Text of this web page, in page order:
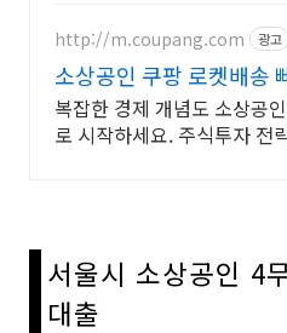
http://m.coupang.com 광고
소상공인 쿠팡 로켓배송
복잡한 경제 개념도 소상공
로 시작하세요. 주식투자 전
서울시 소상공인 4
대출